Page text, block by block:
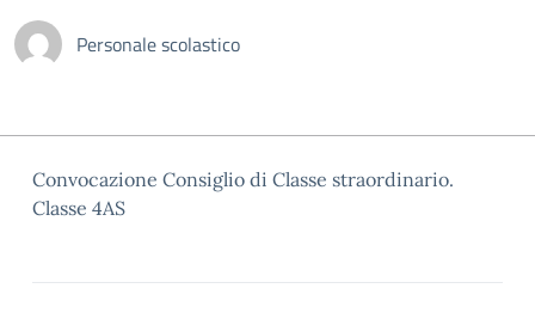
Personale scolastico
Convocazione Consiglio di Classe straordinario.
Classe 4AS